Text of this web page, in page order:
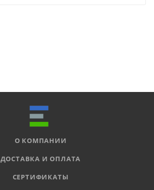
О КОМПАНИИ
ДОСТАВКА И ОПЛАТА
СЕРТИФИКАТЫ